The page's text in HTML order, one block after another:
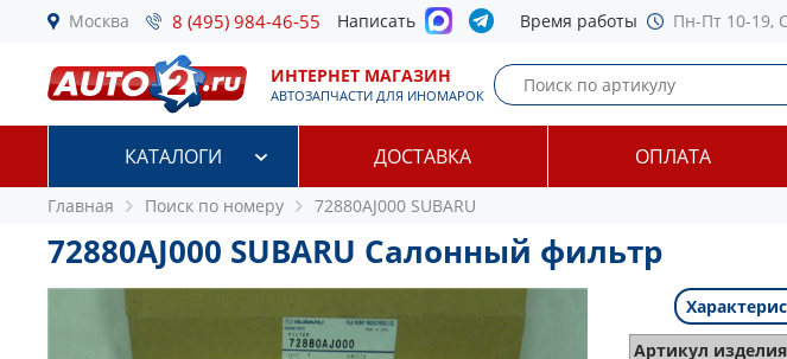
Москва 8 (495) 984-46-55 Написать Время работы Пн-Пт 10-19,
ИНТЕРНЕТ МАГАЗИН
АВТОЗАПЧАСТИ ДЛЯ ИНОМАРОК
КАТАЛОГИ ДОСТАВКА ОПЛАТА
Главная Поиск по номеру 72880AJ000 SUBARU
72880AJ000 SUBARU Салонный фильтр
Артикул